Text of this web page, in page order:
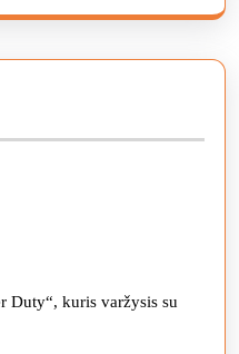
Duty“, kuris varžysis su